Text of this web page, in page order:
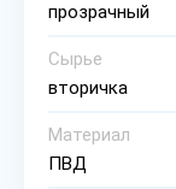
прозрачный
Сырье
вторичка
Материал
ПВД